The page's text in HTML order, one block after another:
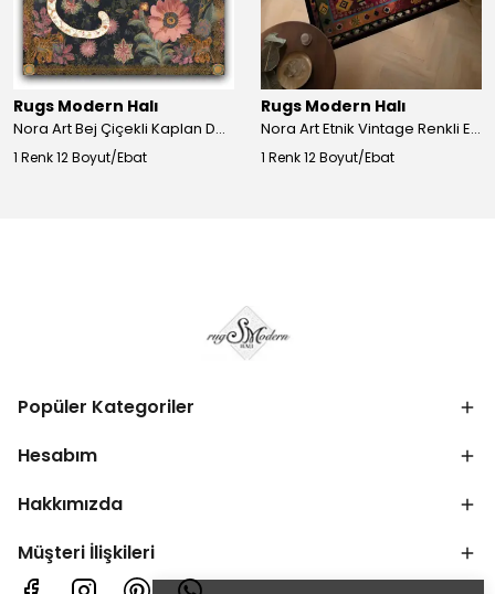
Rugs Modern Halı
Nora Art Bej Çiçekli Kaplan Desenli Dokuma Taban Dekoratif Salon Halısı 61
1 Renk 12 Boyut/Ebat
Rugs Modern Halı
Nora Art Etnik Vintage Renkli Eskitme Dokuma Taban Dekoratif Salon Halısı 63
1 Renk 12 Boyut/Ebat
Popüler Kategoriler
Hesabım
Hakkımızda
Müşteri İlişkileri